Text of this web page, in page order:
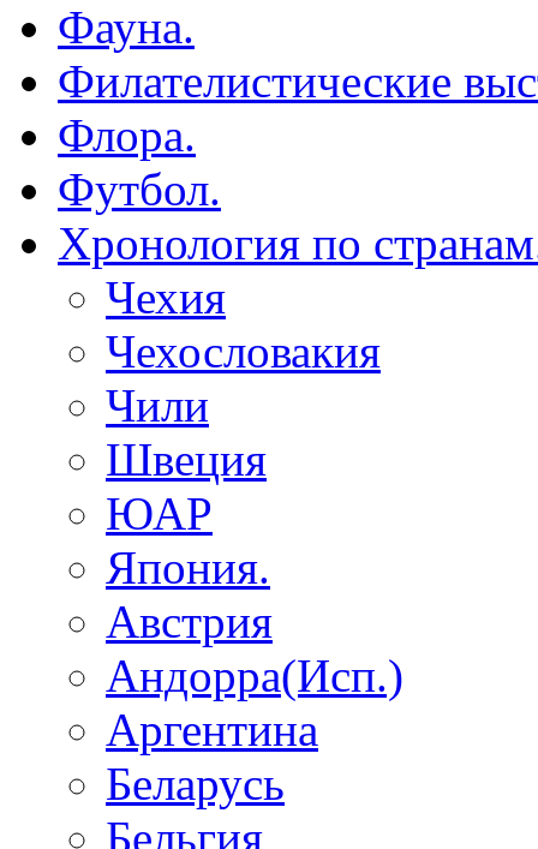
Фауна.
Филателистические
Флора.
Футбол.
Хронология по
Чехия
Чехословакия
Чили
Швеция
ЮАР
Япония.
Австрия
Андорра(Исп.)
Аргентина
Беларусь
Бельгия